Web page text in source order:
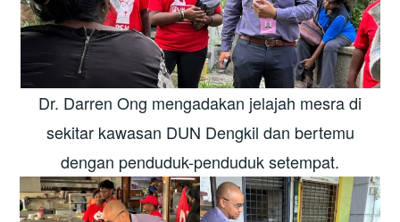
Dr. Darren Ong mengadakan jelajah mesra di
sekitar kawasan DUN Dengkil dan bertemu
dengan penduduk-penduduk setempat.